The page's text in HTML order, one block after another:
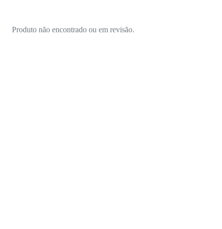
Produto não encontrado ou em revisão.